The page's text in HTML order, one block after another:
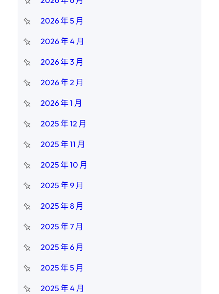
2026 年 5 月
2026 年 4 月
2026 年 3 月
2026 年 2 月
2026 年 1 月
2025 年 12 月
2025 年 11 月
2025 年 10 月
2025 年 9 月
2025 年 8 月
2025 年 7 月
2025 年 6 月
2025 年 5 月
2025 年 4 月